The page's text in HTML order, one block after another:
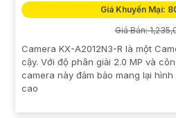
Giá Khuyến Mại:
Giá Bán:
Camera KX-A2012N3-R là một
cậy. Với độ phân giải 2.0 MP và
camera này đảm bảo mang lại
cao